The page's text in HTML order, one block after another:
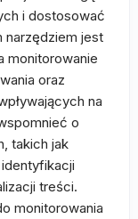
i dostosować
narzędziem jest
monitorowanie
oraz
na
o
takich jak
treści.
monitorowania